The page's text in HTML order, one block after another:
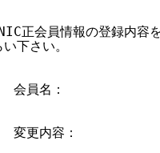
正会員情報の登録内容
下さい。
会員名：
変更内容：